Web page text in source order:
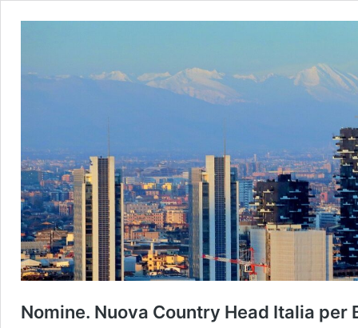
Nomine. Nuova Country Head Italia per